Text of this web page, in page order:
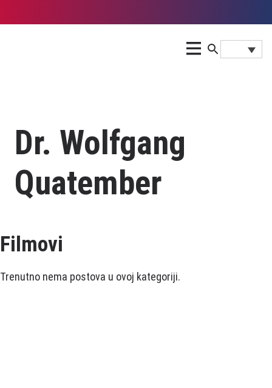
Dr. Wolfgang
Quatember
Filmovi
Trenutno nema postova u ovoj kategoriji.